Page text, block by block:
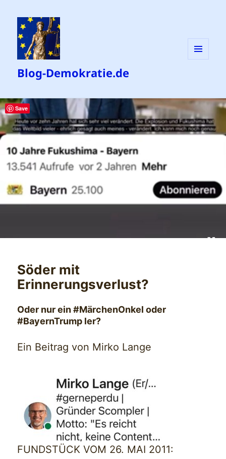
Blog-Demokratie.de
Söder mit
Erinnerungsverlust?
Oder nur ein #MärchenOnkel oder
#BayernTrump ler?
Ein Beitrag von Mirko Lange
FUNDSTÜCK VOM 26. MAI 2011:
Save